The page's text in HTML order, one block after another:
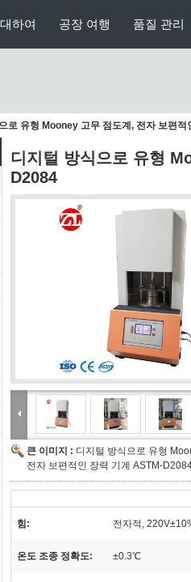
하여 공장 여행 품질 관리
로 유형 Mooney 고무 점도계, 전자 보편
디지털 방식으로 유형
D2084
큰 이미지 : 디지털 방식으로 유형
전자 보편적인 장력 기계 ASTM-
힘: 전자적,
온도 조종 정확도: ±0.3℃